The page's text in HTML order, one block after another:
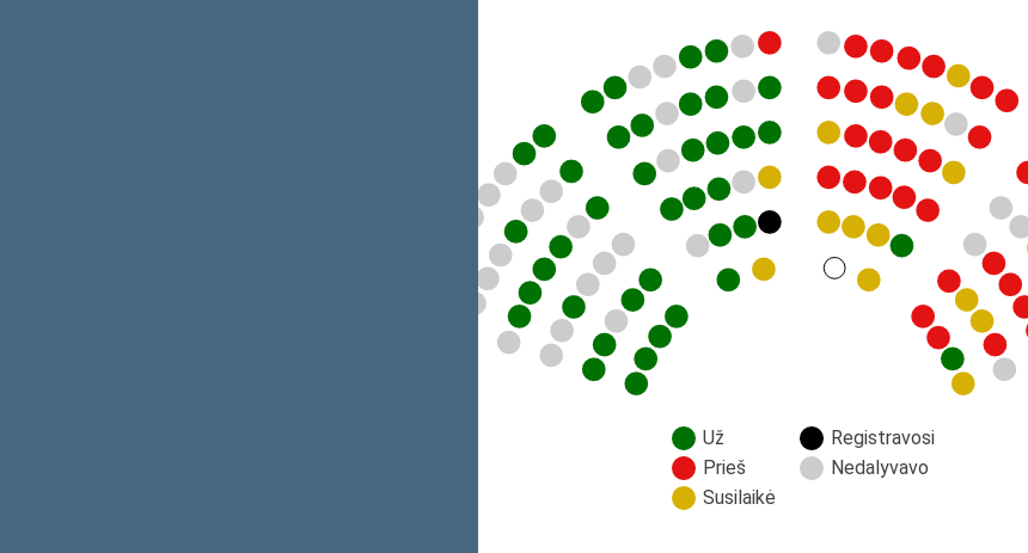
Už
Prieš
Susilaikė
Registravosi
Nedalyvavo